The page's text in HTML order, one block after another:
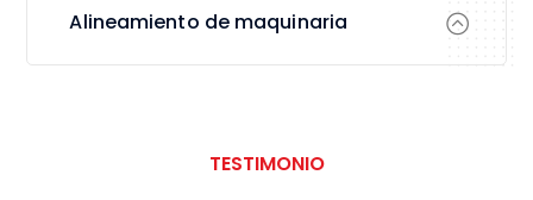
Alineamiento de maquinaria
TESTIMONIO